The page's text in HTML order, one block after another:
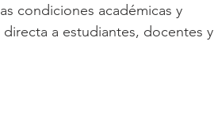
condiciones académicas y
a estudiantes, docentes y